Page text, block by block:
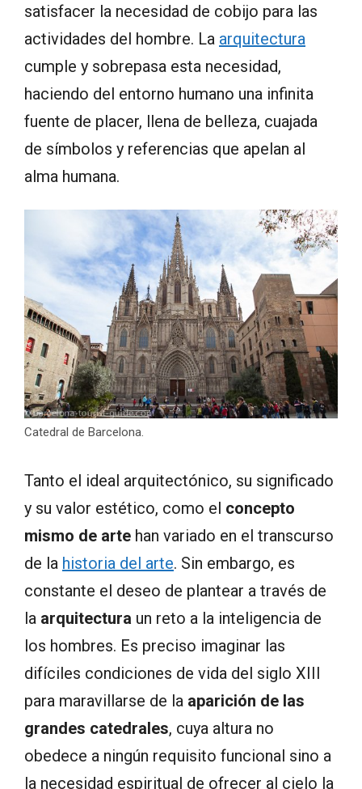
satisfacer la necesidad de cobijo para las
actividades del hombre. La arquitectura
cumple y sobrepasa esta necesidad,
haciendo del entorno humano una infinita
fuente de placer, llena de belleza, cuajada
de símbolos y referencias que apelan al
alma humana.
Catedral de Barcelona.
Tanto el ideal arquitectónico, su significado
y su valor estético, como el concepto
mismo de arte han variado en el transcurso
de la historia del arte. Sin embargo, es
constante el deseo de plantear a través de
la arquitectura un reto a la inteligencia de
los hombres. Es preciso imaginar las
difíciles condiciones de vida del siglo XIII
para maravillarse de la aparición de las
grandes catedrales, cuya altura no
obedece a ningún requisito funcional sino a
la necesidad espiritual de ofrecer al cielo la